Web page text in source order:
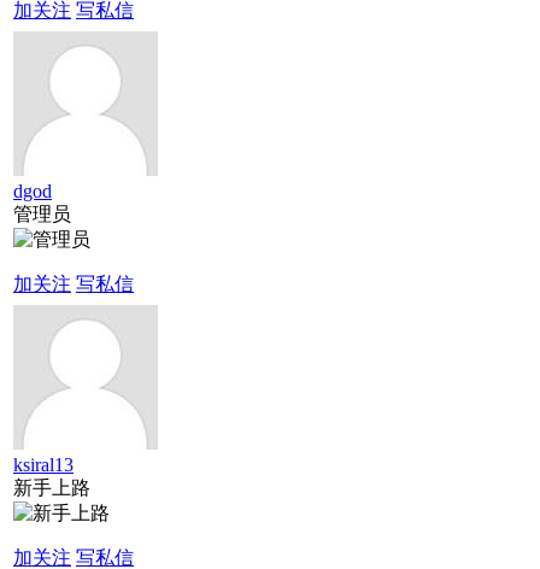
加关注 写私信
dgod
管理员
加关注 写私信
ksiral13
新手上路
加关注 写私信